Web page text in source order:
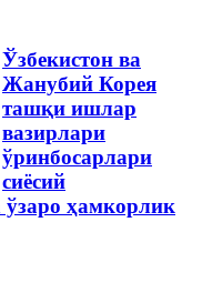
Ўзбекистон ва
Жанубий Корея
ташқи ишлар
вазирлари
ўринбосарлари
сиёсий
ҳамкорлик